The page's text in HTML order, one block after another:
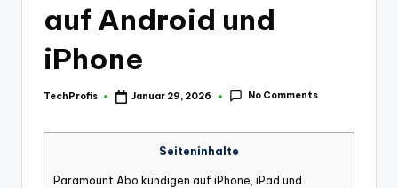
auf Android und
iPhone
Posted
TechProfis Januar 29, 2026 No Comments
Seiteninhalte
Paramount Abo kündigen auf iPhone, iPad und